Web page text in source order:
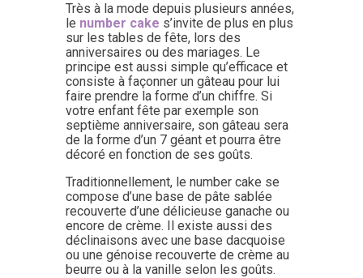
Très à la mode depuis plusieurs années,
le number cake s’invite de plus en plus
sur les tables de fête, lors des
anniversaires ou des mariages. Le
principe est aussi simple qu’efficace et
consiste à façonner un gâteau pour lui
faire prendre la forme d’un chiffre. Si
votre enfant fête par exemple son
septième anniversaire, son gâteau sera
de la forme d’un 7 géant et pourra être
décoré en fonction de ses goûts.
Traditionnellement, le number cake se
compose d’une base de pâte sablée
recouverte d’une délicieuse ganache ou
encore de crème. Il existe aussi des
déclinaisons avec une base dacquoise
ou une génoise recouverte de crème au
beurre ou à la vanille selon les goûts.